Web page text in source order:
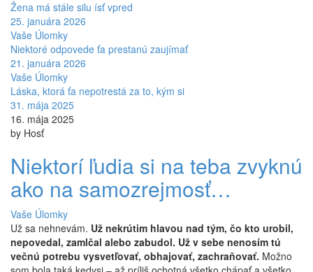
Žena má stále silu ísť vpred
25. januára 2026
Vaše Úlomky
Niektoré odpovede ťa prestanú zaujímať
21. januára 2026
Vaše Úlomky
Láska, ktorá ťa nepotrestá za to, kým si
31. mája 2025
16. mája 2025
by Hosť
Niektorí ľudia si na teba zvyknú
ako na samozrejmosť…
Vaše Úlomky
Už sa nehnevám. Už nekrútim hlavou nad tým, čo kto urobil,
nepovedal, zamlčal alebo zabudol. Už v sebe nenosím tú
večnú potrebu vysvetľovať, obhajovať, zachraňovať. Možno